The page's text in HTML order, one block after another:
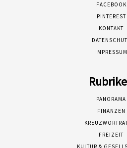
FACEBOOK
PINTEREST
KONTAKT
IMPRESSUM
PANORAMA
FINANZEN
FREIZEIT
KULTUR &